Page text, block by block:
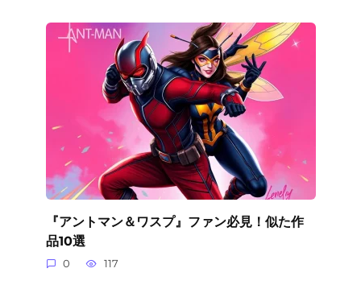
『アントマン＆ワスプ』ファン必見！似た作
品10選
0 117